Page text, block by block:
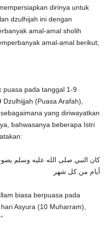
dirinya untuk
dzulhijah ini dengan
amal-amal sholih
amal-amal berikut;
puasa pada tanggal 1-9
(Puasa Arafah),
yang diriwayatkan
bahwasanya beberapa Istri
كان النبي صلى الله عليه وسلم
أيام من كل شهر
biasa berpuasa pada
Asyura (10 Muharram),